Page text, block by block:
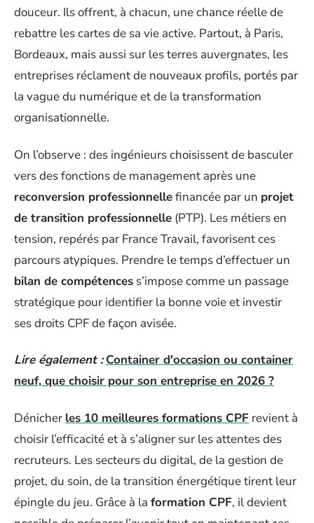
douceur. Ils offrent, à chacun, une chance réelle de
rebattre les cartes de sa vie active. Partout, à Paris,
Bordeaux, mais aussi sur les terres auvergnates, les
entreprises réclament de nouveaux profils, portés par
la vague du numérique et de la transformation
organisationnelle.
On l’observe : des ingénieurs choisissent de basculer
vers des fonctions de management après une
reconversion professionnellefinancée par un projet
de transition professionnelle (PTP). Les métiers en
tension, repérés par France Travail, favorisent ces
parcours atypiques. Prendre le temps d’effectuer un
bilan de compétences s’impose comme un passage
stratégique pour identifier la bonne voie et investir
ses droits CPF de façon avisée.
Lire également : Container d'occasion ou container
neuf, que choisir pour son entreprise en 2026 ?
Dénicher les 10 meilleures formations CPF revient à
choisir l’efficacité et à s’aligner sur les attentes des
recruteurs. Les secteurs du digital, de la gestion de
projet, du soin, de la transition énergétique tirent leur
épingle du jeu. Grâce à la formation CPF, il devient